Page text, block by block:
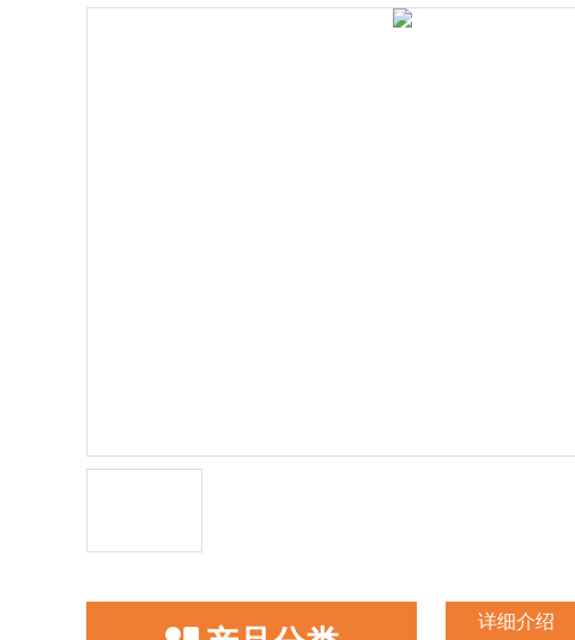
详细介绍